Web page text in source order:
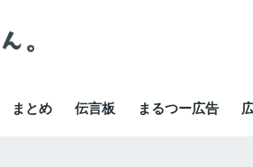
まとめ 伝言板 まるつー広告